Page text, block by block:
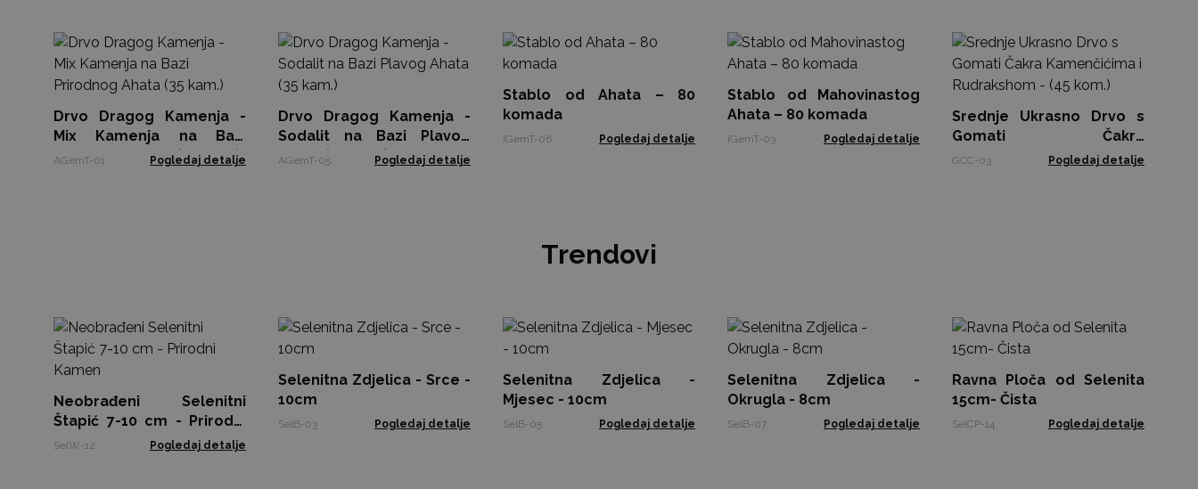
Drvo Dragog Kamenja -
Mix Kamenja na Bazi
Prirodnog Ahata (35 kam.)
AGemT-01 Pogledaj detalje
Drvo Dragog Kamenja -
Sodalit na Bazi Plavog
Ahata (35 kam.)
AGemT-05 Pogledaj detalje
Stablo od Ahata – 80
komada
IGemT-06 Pogledaj detalje
Stablo od Mahovinastog
Ahata – 80 komada
IGemT-03 Pogledaj detalje
Srednje Ukrasno Drvo s
Gomati Čakra
Kamenčićima i
GCC-03 Pogledaj detalje
Trendovi
Neobrađeni Selenitni
Štapić 7-10 cm - Prirodni
Kamen
SelW-12 Pogledaj detalje
Selenitna Zdjelica - Srce -
10cm
SelB-03 Pogledaj detalje
Selenitna Zdjelica -
Mjesec - 10cm
SelB-05 Pogledaj detalje
Selenitna Zdjelica -
Okrugla - 8cm
SelB-07 Pogledaj detalje
Ravna Ploča od Selenita
15cm- Čista
SelCP-14 Pogledaj detalje